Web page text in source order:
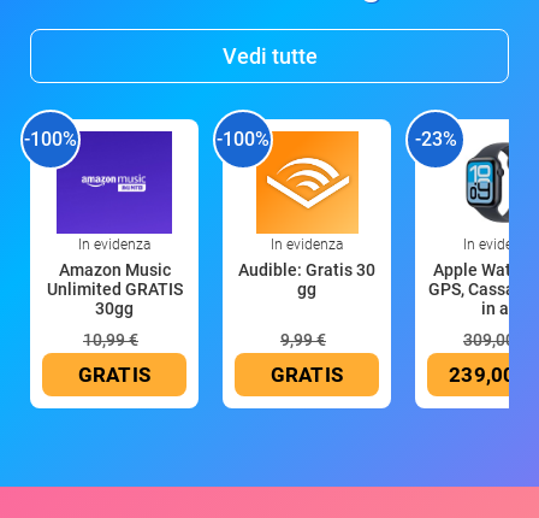
Vedi tutte
-100%
In evidenza
Amazon Music
Unlimited GRATIS
30gg
10,99 €
GRATIS
-100%
In evidenza
Audible: Gratis 30
gg
9,99 €
GRATIS
-23%
In evidenza
Apple Watch
GPS, Cassa
in all
309,00 €
239,00 €